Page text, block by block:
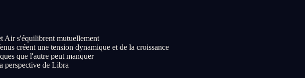
Air s'équilibrent mutuellement
créent une tension dynamique et de la croissance
que l'autre peut manquer
perspective de Libra